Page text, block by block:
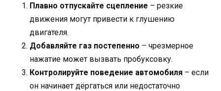
Плавно отпускайте сцепление – резкие
движения могут привести к глушению
двигателя.
Добавляйте газ постепенно – чрезмерное
нажатие может вызвать пробуксовку.
Контролируйте поведение автомобиля – если
он начинает дёргаться или недостаточно